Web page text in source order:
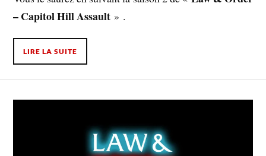
– Capitol Hill Assault » .
LIRE LA SUITE